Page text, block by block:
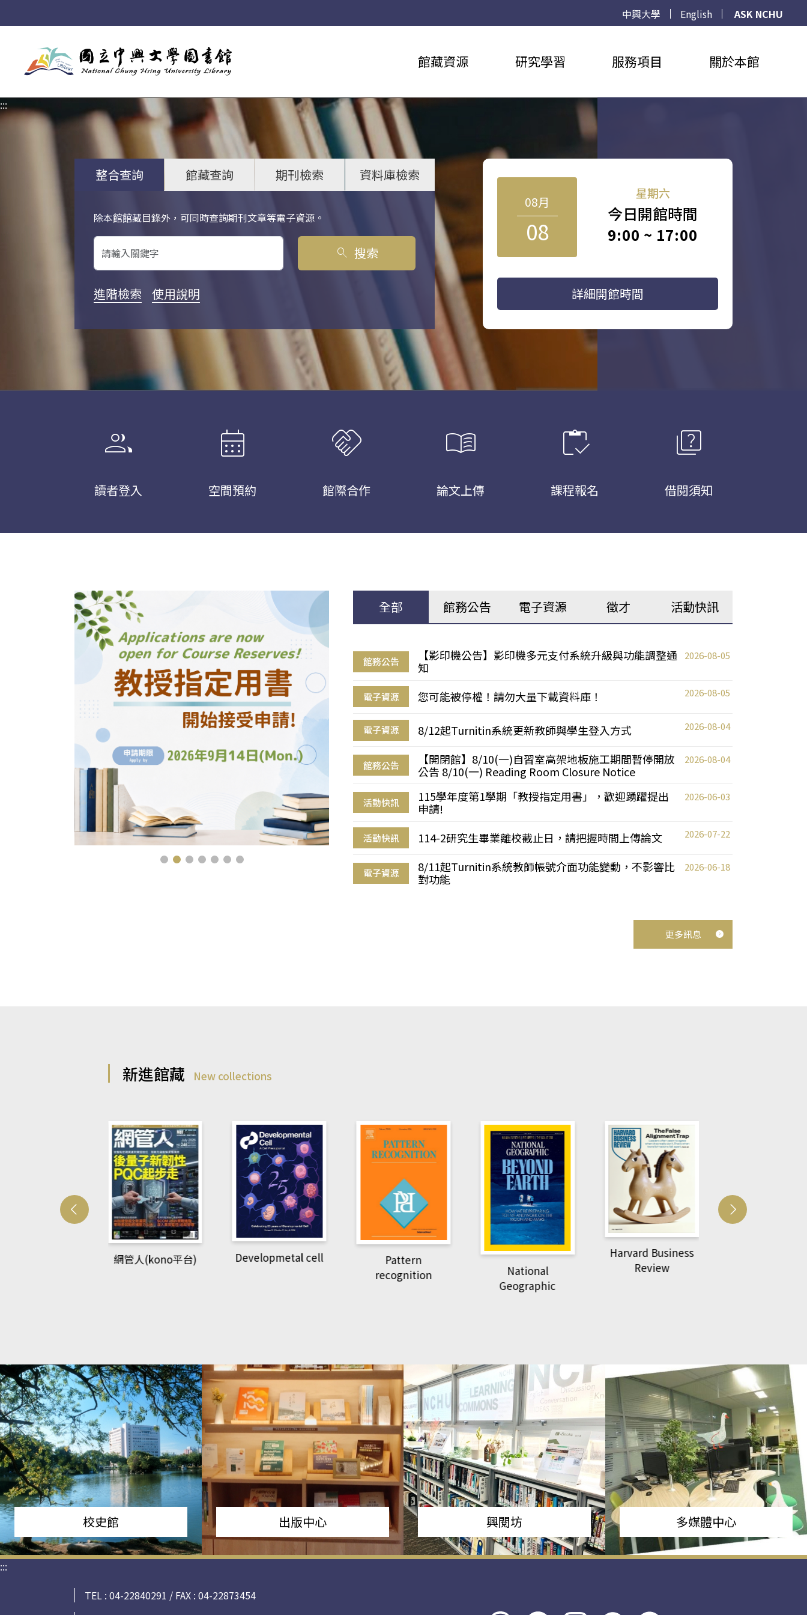
中興大學 English
ASK NCHU
館藏資源 研究學習 服務項目 關於本館
:::
整合查詢 館藏查詢 期刊檢索 資料庫檢索
除本館館藏目錄外，可同時查詢期刊文章等電子資源。
關鍵字搜尋
search 搜索
進階檢索 使用說明
08月
08
星期六
今日開館時間
9:00 ~ 17:00
詳細開館時間
group
讀者登入
calendar_month
空間預約
handshake
館際合作
menu_book
論文上傳
inventory
課程報名
quiz
借閱須知
全部 館務公告 電子資源 徵才 活動快訊
館務公告
【影印機公告】影印機多元支付系統升級與功能調整通
知
2026-08-05
電子資源 您可能被停權！請勿大量下載資料庫！ 2026-08-05
電子資源 8/12起Turnitin系統更新教師與學生登入方式 2026-08-04
館務公告
【開閉館】8/10(一)自習室高架地板施工期間暫停開放
公告 8/10(一) Reading Room Closure Notice
2026-08-04
活動快訊
115學年度第1學期「教授指定用書」，歡迎踴躍提出
申請!
2026-06-03
活動快訊 114-2研究生畢業離校截止日，請把握時間上傳論文 2026-07-22
電子資源
8/11起Turnitin系統教師帳號介面功能變動，不影響比
對功能
2026-06-18
更多訊息
新進館藏 New collections
網管人(kono平台) Developmetal cell
Pattern
recognition
National
Geographic
Harvard Business
Review
校史館 出版中心 興閱坊 多媒體中心
:::
TEL : 04-22840291 / FAX : 04-22873454